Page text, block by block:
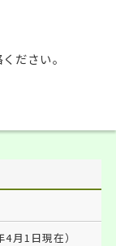
ださい。
月1日現在）